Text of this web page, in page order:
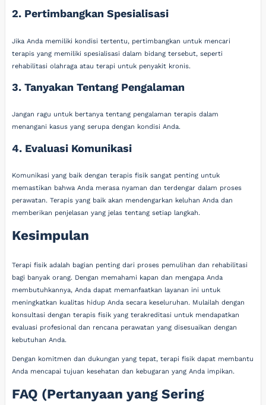
2. Pertimbangkan Spesialisasi
Jika Anda memiliki kondisi tertentu, pertimbangkan untuk mencari
terapis yang memiliki spesialisasi dalam bidang tersebut, seperti
rehabilitasi olahraga atau terapi untuk penyakit kronis.
3. Tanyakan Tentang Pengalaman
Jangan ragu untuk bertanya tentang pengalaman terapis dalam
menangani kasus yang serupa dengan kondisi Anda.
4. Evaluasi Komunikasi
Komunikasi yang baik dengan terapis fisik sangat penting untuk
memastikan bahwa Anda merasa nyaman dan terdengar dalam proses
perawatan. Terapis yang baik akan mendengarkan keluhan Anda dan
memberikan penjelasan yang jelas tentang setiap langkah.
Kesimpulan
Terapi fisik adalah bagian penting dari proses pemulihan dan rehabilitasi
bagi banyak orang. Dengan memahami kapan dan mengapa Anda
membutuhkannya, Anda dapat memanfaatkan layanan ini untuk
meningkatkan kualitas hidup Anda secara keseluruhan. Mulailah dengan
konsultasi dengan terapis fisik yang terakreditasi untuk mendapatkan
evaluasi profesional dan rencana perawatan yang disesuaikan dengan
kebutuhan Anda.
Dengan komitmen dan dukungan yang tepat, terapi fisik dapat membantu
Anda mencapai tujuan kesehatan dan kebugaran yang Anda impikan.
FAQ (Pertanyaan yang Sering